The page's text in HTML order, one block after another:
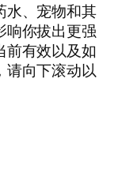
水、宠物和其
响你拔出更强
前有效以及如
请向下滚动以